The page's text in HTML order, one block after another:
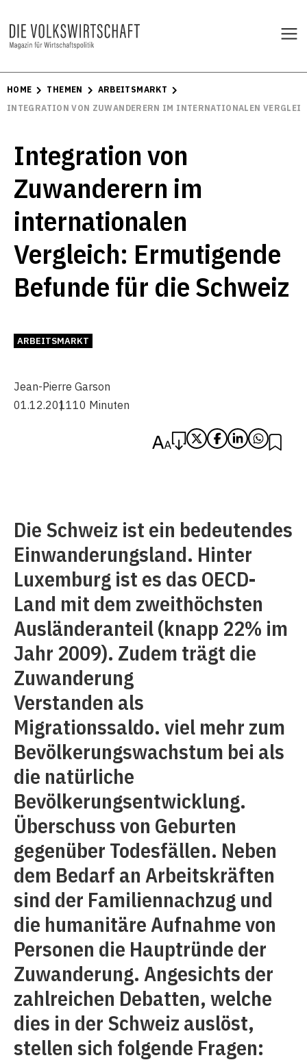
HOME THEMEN
ARBEITSMARKT
INTEGRATION VON ZUWANDERERN IM INTERNATIONALEN
Integration von
Zuwanderern im
internationalen
Vergleich: Ermutigende
Befunde für die Schweiz
ARBEITSMARKT
Jean-Pierre Garson
01.12.201110 Minuten
Die Schweiz ist ein bedeutendes
Einwanderungsland. Hinter
Luxemburg ist es das OECD-
Land mit dem zweithöchsten
Ausländeranteil (knapp 22% im
Jahr 2009). Zudem trägt die
Zuwanderung
Verstanden als
Migrationssaldo. viel mehr zum
Bevölkerungswachstum bei als
die natürliche
Bevölkerungsentwicklung.
Überschuss von Geburten
gegenüber Todesfällen. Neben
dem Bedarf an Arbeitskräften
sind der Familiennachzug und
die humanitäre Aufnahme von
Personen die Hauptründe der
Zuwanderung. Angesichts der
zahlreichen Debatten, welche
dies in der Schweiz auslöst,
stellen sich folgende Fragen: